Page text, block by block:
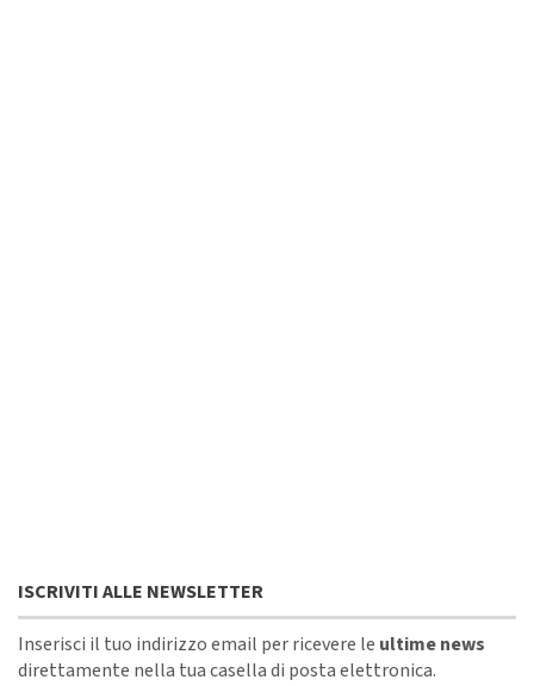
ISCRIVITI ALLE NEWSLETTER
Inserisci il tuo indirizzo email per ricevere le ultime news
direttamente nella tua casella di posta elettronica.